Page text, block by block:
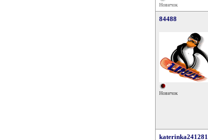
Новичок
84488
Новичок
katerinka241281